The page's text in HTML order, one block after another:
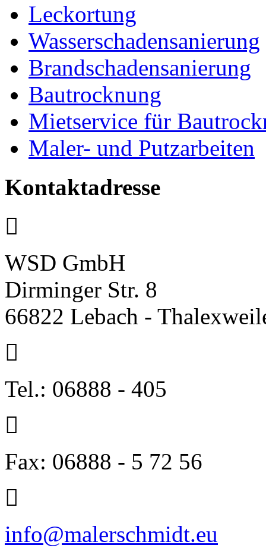
Leckortung
Wasserschadensanierung
Brandschadensanierung
Bautrocknung
Mietservice für
Maler- und Putzarbeiten
Kontaktadresse
WSD GmbH
Dirminger Str. 8
66822 Lebach -
Tel.: 06888 - 405
Fax: 06888 - 5 72 56
info@malerschmidt.eu